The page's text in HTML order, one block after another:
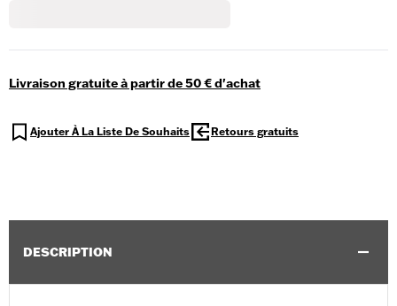
Livraison gratuite à partir de 50 € d'achat
Ajouter À La Liste De Souhaits Retours gratuits
DESCRIPTION